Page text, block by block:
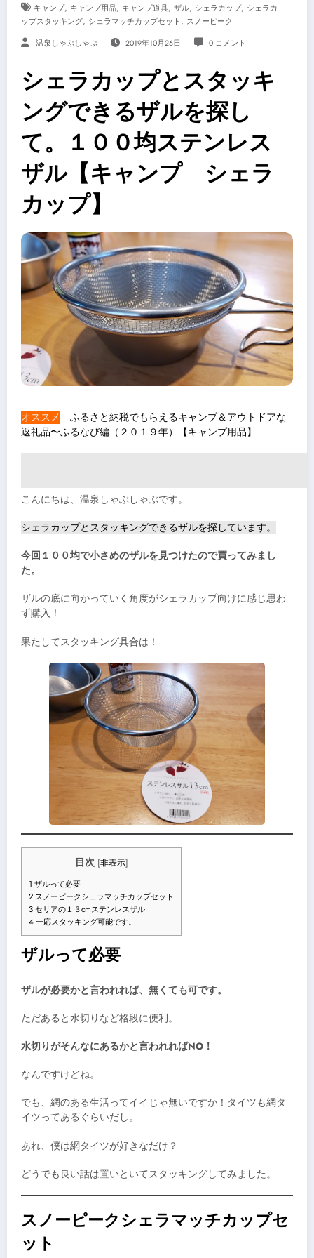
キャンプ, キャンプ用品, キャンプ道具, ザル, シェラカップ, シェラカ
ップスタッキング, シェラマッチカップセット , スノーピーク
温泉しゃぶしゃぶ 2019年10月26日 0 コメント
シェラカップとスタッキ
ングできるザルを探し
て。１００均ステンレス
ザル【キャンプ シェラ
カップ】
オススメ
ふるさと納税でもらえるキャンプ＆アウトドアな
返礼品〜ふるなび編（２０１９年）【キャンプ用品】
こんにちは、温泉しゃぶしゃぶです。
シェラカップとスタッキングできるザルを探しています。
今回１００均で小さめのザルを見つけたので買ってみまし
た。
ザルの底に向かっていく角度がシェラカップ向けに感じ思わ
ず購入！
果たしてスタッキング具合は！
目次 [非表示]
1 ザルって必要
2 スノーピークシェラマッチカップセット
3セリアの１３cmステンレスザル
4一応スタッキング可能です。
ザルって必要
ザルが必要かと言われれば、無くても可です。
ただあると水切りなど格段に便利。
水切りがそんなにあるかと言われればNO！
なんですけどね。
でも、網のある生活ってイイじゃ無いですか！タイツも網タ
イツってあるぐらいだし。
あれ、僕は網タイツが好きなだけ？
どうでも良い話は置いといてスタッキングしてみました。
スノーピークシェラマッチカップセ
ット